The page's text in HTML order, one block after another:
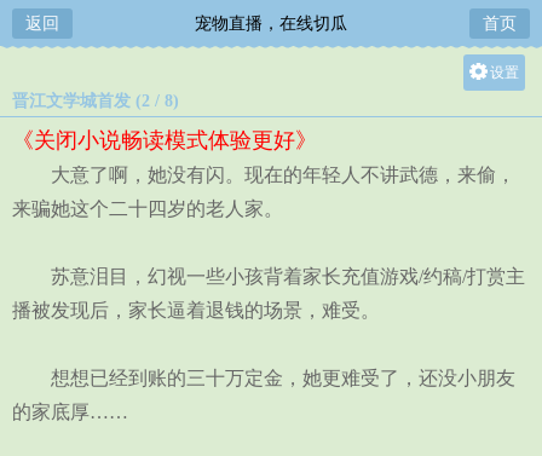
返回 宠物直播，在线切瓜 首页
设置
中
晋江文学城首发 (2 / 8)
《关闭小说畅读模式体验更好》
大意了啊，她没有闪。现在的年轻人不讲武德，来偷，
来骗她这个二十四岁的老人家。
苏意泪目，幻视一些小孩背着家长充值游戏/约稿/打赏主
播被发现后，家长逼着退钱的场景，难受。
想想已经到账的三十万定金，她更难受了，还没小朋友
的家底厚……